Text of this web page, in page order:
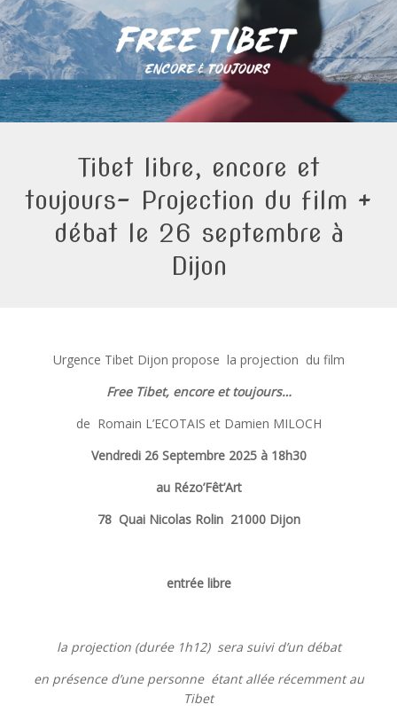
Tibet libre, encore et
toujours- Projection du film +
débat le 26 septembre à
Dijon
Urgence Tibet Dijon propose la projection du film
Free Tibet, encore et toujours…
de Romain L’ECOTAIS et Damien MILOCH
Vendredi 26 Septembre 2025 à 18h30
au Rézo’Fêt’Art
78 Quai Nicolas Rolin 21000 Dijon
entrée libre
la projection (durée 1h12) sera suivi d’un débat
en présence d’une personne étant allée récemment au
Tibet